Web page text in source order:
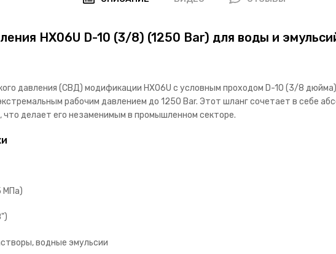
HX06U D-10 (3/8) (1250 Bar) для воды и
давления (СВД) модификации HX06U с условным проходом D-10 (3/8
рабочим давлением до 1250 Bar. Этот шланг сочетает в себе
делает его незаменимым в промышленном секторе.
МПа)
водные эмульсии